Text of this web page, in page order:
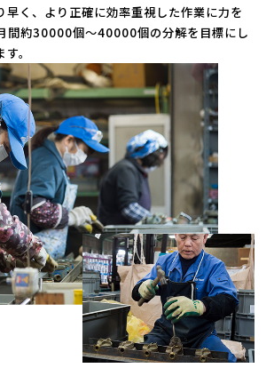
早く、より正確に効率重視した作業に力を
間約30000個～40000個の分解を目標にし
。